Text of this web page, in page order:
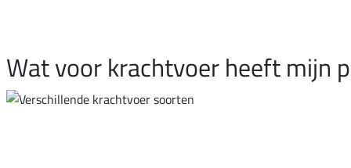
Wat voor krachtvoer heeft mijn